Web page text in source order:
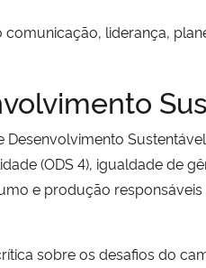
liderança,
Sustentável
(ODS 4), igualdade de
e produção responsáveis
sobre os desafios do